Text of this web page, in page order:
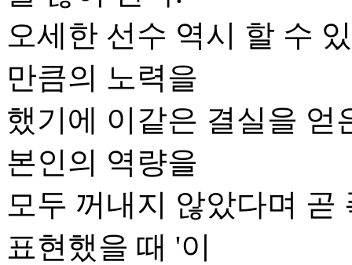
오세한 선수 역시 할 수
만큼의 노력을
했기에 이같은 결실을 얻
본인의 역량을
모두 꺼내지 않았다며 곧
표현했을 때 '이